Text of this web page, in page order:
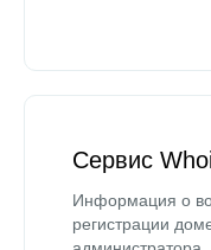
Сервис
Информация о
регистрации